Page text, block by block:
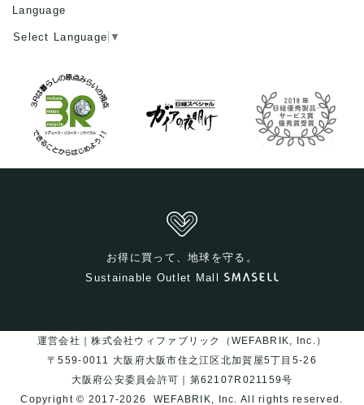
Language
Select Language ▼
お得に買って、地球を守る。
Sustainable Outlet Mall
運営会社｜株式会社ウィファブリック（WEFABRIK, Inc.）
〒559-0011 大阪府大阪市住之江区北加賀屋5丁目5-26
大阪府公安委員会許可｜第62107R021159号
Copyright © 2017-2026
WEFABRIK, Inc.All rights reserved.